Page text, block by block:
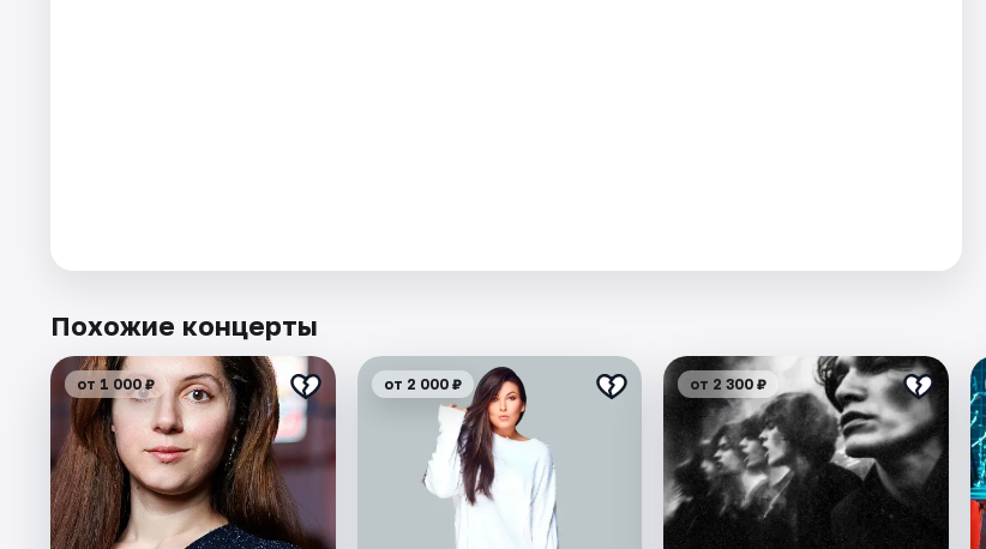
Похожие концерты
от 1 000 ₽ от 2 000 ₽ от 2 300 ₽